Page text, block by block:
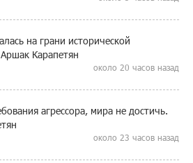
на грани исторической
Карапетян
около 20 часов назад
агрессора, мира не достичь.
около 23 часов назад